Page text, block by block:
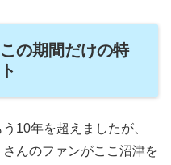
の期間だけの特
10年を超えましたが、
んのファンがここ沼津を